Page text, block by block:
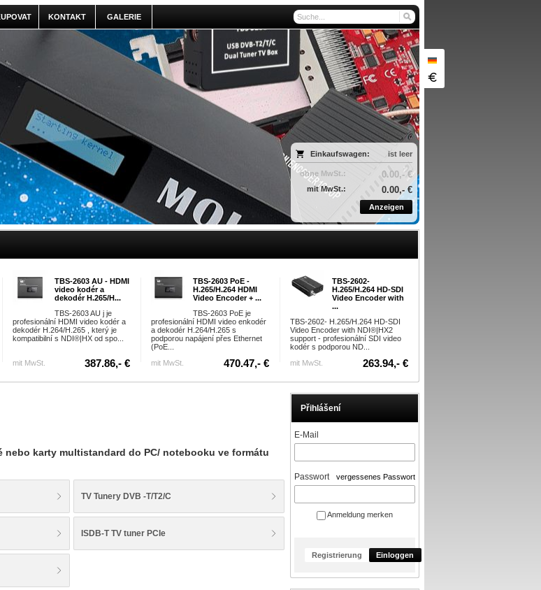
KONTAKT GALERIE
Einkaufswagen: ist leer
ohne MwSt.: 0.00,- €
mit MwSt.: 0.00,- €
Anzeigen
TBS-2603 AU - HDMI
video kodér a
dekodér H.265/H...
TBS-2603 AU j je
profesionální HDMI video kodér a
dekodér H.264/H.265 , který je
kompatibilní s NDI®|HX od spo...
mit MwSt. 387.86,- €
TBS-2603 PoE -
H.265/H.264 HDMI
Video Encoder + ...
TBS-2603 PoE je
profesionální HDMI video enkodér
a dekodér H.264/H.265 s
podporou napájení přes Ethernet
(PoE...
mit MwSt.
470.47,- €
TBS-2602-
H.265/H.264 HD-SDI
Video Encoder with
...
TBS-2602- H.265/H.264 HD-SDI
Video Encoder with NDI®|HX2
support - profesionální SDI video
kodér s podporou ND...
mit MwSt.
263.94,- €
Přihlášení
E-Mail
Passwort vergessenes Passwort
Anmeldung merken
Registrierung Einloggen
nebo karty multistandard do PC/ notebooku ve formátu
TV Tunery DVB -T/T2/C
ISDB-T TV tuner PCIe